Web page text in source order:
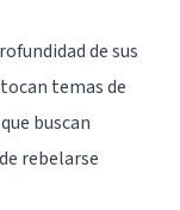
de sus
temas de
buscan
rebelarse